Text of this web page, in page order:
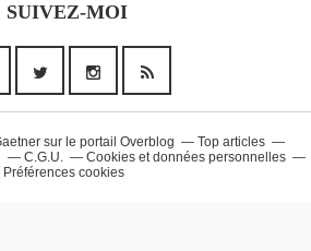
SUIVEZ-MOI
(14)
Touch (14)
Francais (10)
Punk (8)
sur le portail Overblog
Top articles
C.G.U.
Cookies et données personnelles
Préférences cookies